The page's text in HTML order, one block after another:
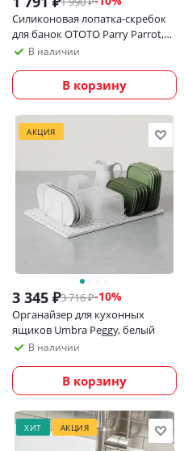
Силиконовая лопатка-скребок
для банок OTOTO Parry Parrot,
для джема, паст и соусов
В наличии
В корзину
АКЦИЯ
3 345 ₽3 716₽-10%
Органайзер для кухонных
ящиков Umbra Peggy, белый
В наличии
В корзину
ХИТ АКЦИЯ